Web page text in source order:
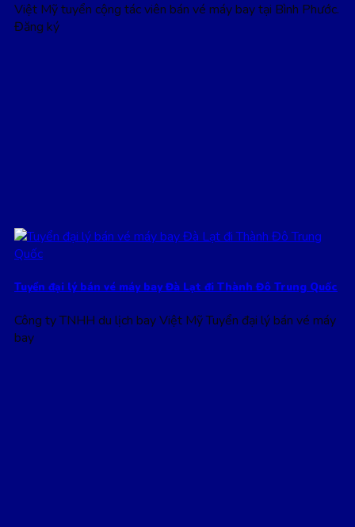
Việt Mỹ tuyển cộng tác viên bán vé máy bay tại Bình Phước.
Đăng ký
Tuyển đại lý bán vé máy bay Đà Lạt đi Thành Đô Trung Quốc
Công ty TNHH du lịch bay Việt Mỹ Tuyển đại lý bán vé máy
bay